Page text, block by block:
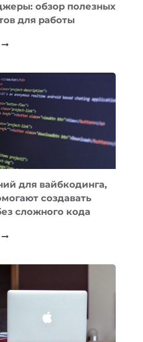
обзор полезных
для работы
ТАСК-
ПОЛЕЗНЫХ
для вайбкодинга,
создавать
сложного кода
ПОМОГАЮТ